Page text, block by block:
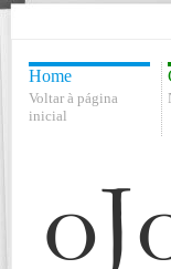
Home
Voltar à página
inicial